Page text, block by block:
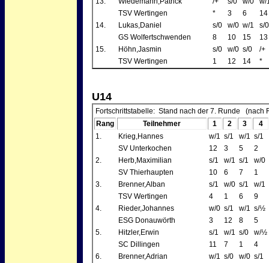
TSV Wertingen
* 3 6
14
14.
Lukas,Daniel s/0 w/0 w/1
s/0
GS Wolfertschwenden
8 10 15
13
15.
Höhn,Jasmin s/0 w/0 s/0
/+
TSV Wertingen
1 12 14 *
U14
Fortschrittstabelle: Stand nach der 7. Runde (nach
Rang
Teilnehmer 1 2 3
4
1.
Krieg,Hannes w/1 s/1 w/1 s/1
SV Unterkochen
12 3 5
2
2.
Herb,Maximilian s/1 w/1 s/1
w/0
SV Thierhaupten
10 6 7
1
3.
Brenner,Alban s/1 w/0 s/1
w/1
TSV Wertingen
4 1 6
9
4.
Rieder,Johannes w/0 s/1 w/1 s/½
ESG Donauwörth
3 12 8
5
5.
Hitzler,Erwin s/1 w/1 s/0
w/½
SC Dillingen
11 7 1
4
6.
Brenner,Adrian w/1 s/0 w/0 s/1